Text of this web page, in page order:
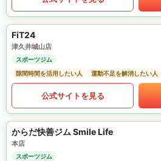
FiT24
津久井城山店
スポーツジム
隙間時間を活用したい人
運動不足を解消したい人
公式サイトを見る
からだ快善ジム Smile Life
本店
スポーツジム